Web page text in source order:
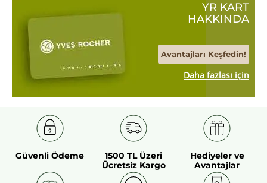
YR KART
HAKKINDA
Avantajları Keşfedin!
Daha fazlası için
Güvenli Ödeme
1500 TL Üzeri
Ücretsiz Kargo
Hediyeler ve
Avantajlar